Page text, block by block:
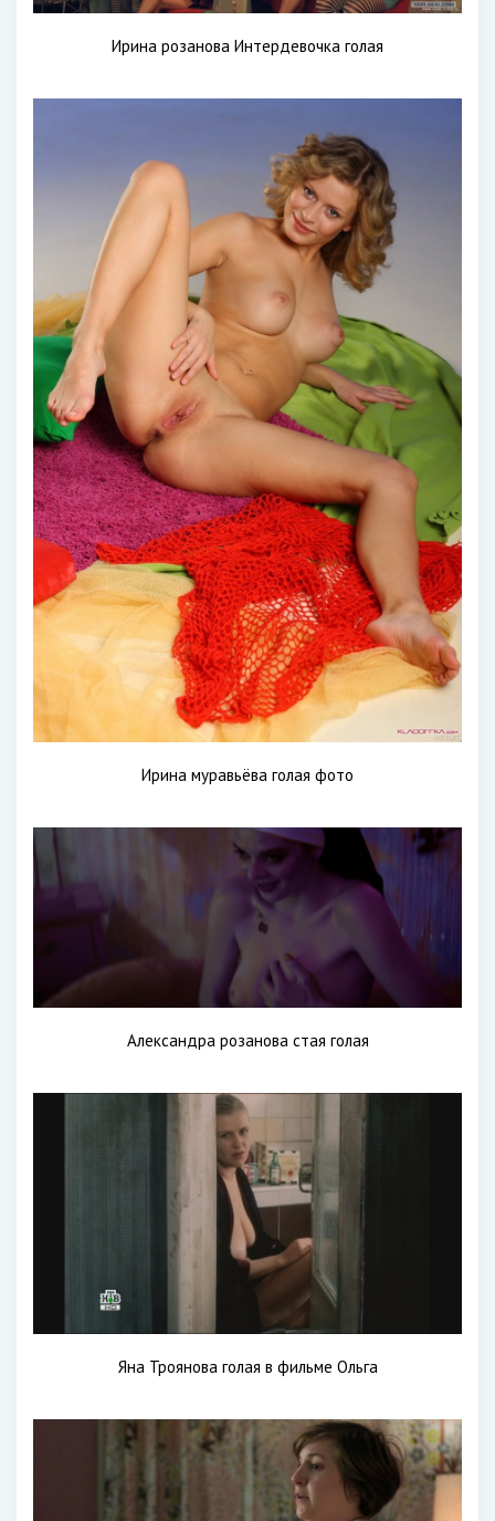
Ирина розанова Интердевочка голая
Ирина муравьёва голая фото
Александра розанова стая голая
Яна Троянова голая в фильме Ольга